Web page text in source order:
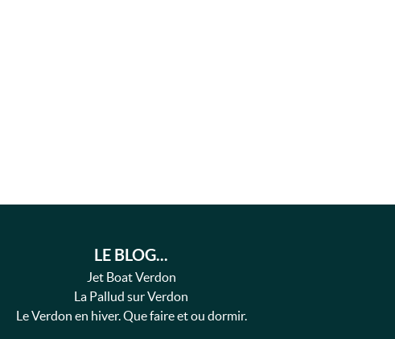
LE BLOG...
Jet Boat Verdon
La Pallud sur Verdon
Le Verdon en hiver. Que faire et ou dormir.